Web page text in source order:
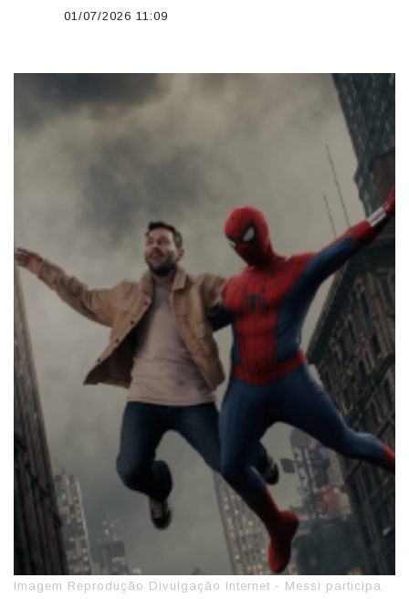
01/07/2026 11:09
Imagem Reprodução Divulgação Internet - Messi participa